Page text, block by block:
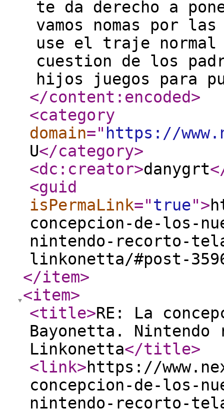
te da derecho a
vamos nomas por
use el traje normal
cuestion de los
hijos juegos para
</content:encoded>
<category
domain=" https://
U</category>
<dc:creator>danygrt
<guid
isPermaLink="true">
concepcion-de-los-
nintendo-recorto-
linkonetta/#post-
</item>
<item>
<title>RE: La
Bayonetta.
Linkonetta</title>
<link>https://
concepcion-de-los-
nintendo-recorto-